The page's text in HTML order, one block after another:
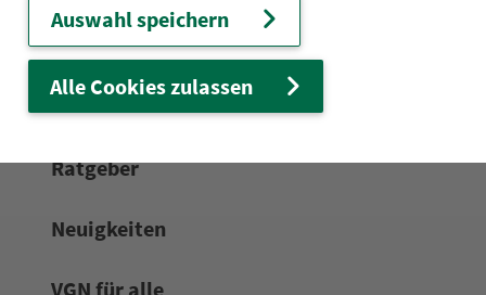
Frei­zeit-Tipps
Service
Rat­ge­ber
Neuigkeiten
VGN für alle
Auswahl speichern
Alle Cookies zulassen